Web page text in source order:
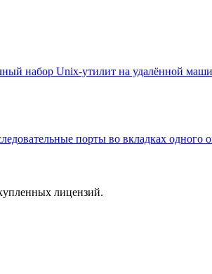
набор Unix-утилит на удалённой
порты во вкладках одного
лицензий.